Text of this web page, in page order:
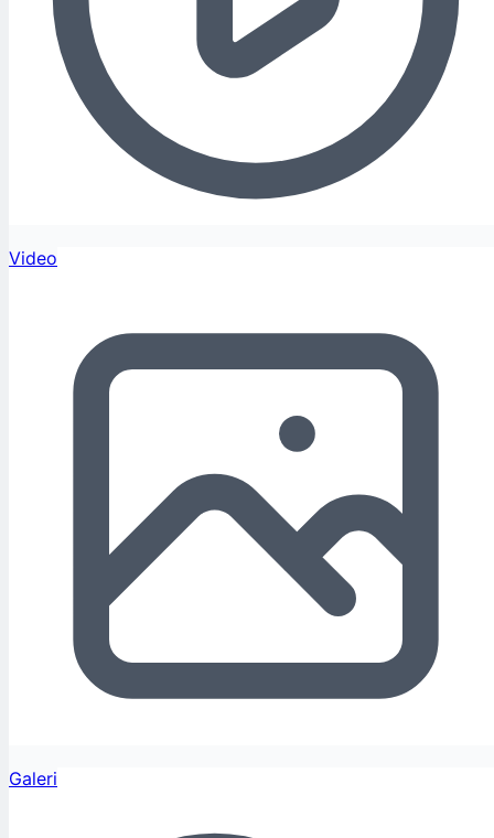
Video
Galeri